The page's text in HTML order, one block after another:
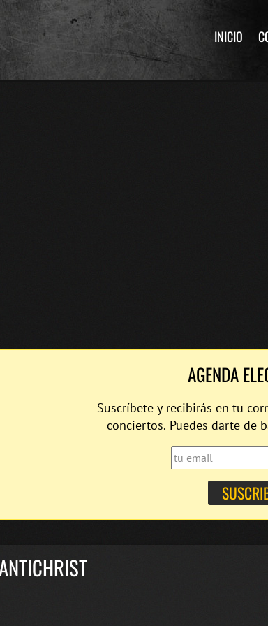
INICIO
AGENDA
Suscríbete y recibirás en tu
conciertos. Puedes darte de